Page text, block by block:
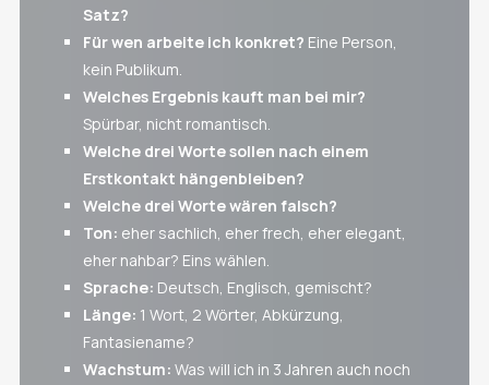
Satz?
Für wen arbeite ich konkret? Eine Person,
kein Publikum.
Welches Ergebnis kauft man bei mir?
Spürbar, nicht romantisch.
Welche drei Worte sollen nach einem
Erstkontakt hängenbleiben?
Welche drei Worte wären falsch?
Ton: eher sachlich, eher frech, eher elegant,
eher nahbar? Eins wählen.
Sprache: Deutsch, Englisch, gemischt?
Länge: 1 Wort, 2 Wörter, Abkürzung,
Fantasiename?
Wachstum: Was will ich in 3 Jahren auch noch